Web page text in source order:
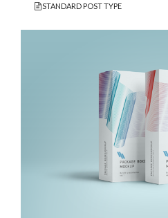
STANDARD POST TYPE